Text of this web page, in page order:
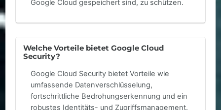
Google Cloud gespeichert sind, zu schützen.
Welche Vorteile bietet Google Cloud
Security?
Google Cloud Security bietet Vorteile wie
umfassende Datenverschlüsselung,
fortschrittliche Bedrohungserkennung und ein
robustes Identitäts- und Zugriffsmanagement.